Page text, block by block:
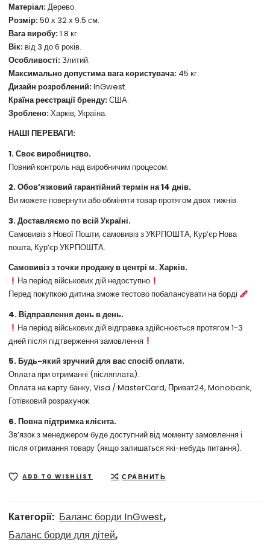
Матеріал:Дерево.
Розмір:50 х 32 х 9.5 см.
Вага виробу:1.8 кг.
Вік: від 3 до 6 років.
Особливості:Злитий.
Максимально допустима вага користувача: 45 кг.
Дизайн розроблений:InGwest.
Країна реєстрації бренду:США.
Зроблено:Харків, Україна.
НАШІ ПЕРЕВАГИ:
1. Своє виробництво.
Повний контроль над виробничим процесом.
2. Обов’язковий гарантійний термін на 14 днів.
Ви можете повернути або обміняти товар протягом двох тижнів.
3. Доставляємо по всій Україні.
Самовивіз з Нової Пошти, самовивіз з УКРПОШТА, Кур’єр Нова
пошта, Кур’єр УКРПОШТА.
Самовивіз з точки продажу в центрі м. Харків.
На період військових дій недоступно
Перед покупкою дитина зможе тестово побалансувати на борді
4. Відправлення день в день.
На період військових дій відправка здійснюється протягом 1-3
дней після підтверження замовлення
5. Будь-який зручний для вас спосіб оплати.
Оплата при отриманні (післяплата).
Оплата на карту банку, Visa / MasterCard, Приват24, Monobank,
Готівковий розрахунок.
6. Повна підтримка клієнта.
Зв’язок з менеджером буде доступний від моменту замовлення і
після отримання товару (якщо залишаться які-небудь питання).
ADD TO WISHLIST СРАВНИТЬ
Категорії: Баланс борди InGwest,
Баланс борди для дітей,